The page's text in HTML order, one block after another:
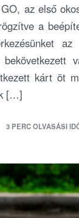
az első
a
kárt öt
[…]
3 PERC OLVASÁSI